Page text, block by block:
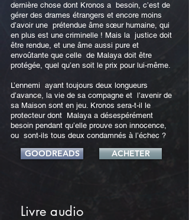
dernière chose dont Kronos a besoin, c’est de
gérer des drames étrangers et encore moins
d’avoir une prétendue âme sœur humaine, qui
en plus est une criminelle ! Mais la justice doit
être rendue, et une âme aussi pure et
envoûtante que celle de Malaya doit être
protégée, quel qu’en soit le prix pour lui-même.
L’ennemi ayant toujours deux longueurs
d’avance, la vie de sa compagne et l’avenir de
sa Maison sont en jeu. Kronos sera-t-il le
protecteur dont Malaya a désespérément
besoin pendant qu’elle prouve son innocence,
ou sont-ils tous deux condamnés à l’échec ?
GOODREADS ACHETER
Livre audio